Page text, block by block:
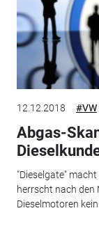
12.12.2018 #VW
Abgas-
"Dieselgate"
herrscht nach den
Dieselmotoren